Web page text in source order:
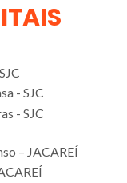
- SJC
- SJC
– JACAREÍ